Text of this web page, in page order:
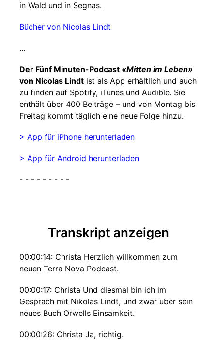
in Wald und in Segnas.
Bücher von Nicolas Lindt
...
Der Fünf Minuten-Podcast «Mitten im Leben»
von Nicolas Lindt ist als App erhältlich und auch
zu finden auf Spotify, iTunes und Audible. Sie
enthält über 400 Beiträge – und von Montag bis
Freitag kommt täglich eine neue Folge hinzu.
> App für iPhone herunterladen
> App für Android herunterladen
- - - - - - - - -
Transkript anzeigen
00:00:14: Christa Herzlich willkommen zum
neuen Terra Nova Podcast.
00:00:17: Christa Und diesmal bin ich im
Gespräch mit Nikolas Lindt, und zwar über sein
neues Buch Orwells Einsamkeit.
00:00:26: Christa Ja, richtig.